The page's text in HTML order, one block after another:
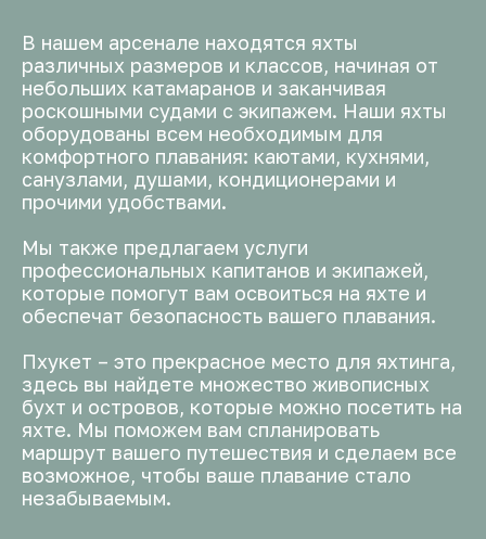
В нашем арсенале находятся яхты
различных размеров и классов, начиная от
небольших катамаранов и заканчивая
роскошными судами с экипажем. Наши яхты
оборудованы всем необходимым для
комфортного плавания: каютами, кухнями,
санузлами, душами, кондиционерами и
прочими удобствами.
Мы также предлагаем услуги
профессиональных капитанов и экипажей,
которые помогут вам освоиться на яхте и
обеспечат безопасность вашего плавания.
Пхукет – это прекрасное место для яхтинга,
здесь вы найдете множество живописных
бухт и островов, которые можно посетить на
яхте. Мы поможем вам спланировать
маршрут вашего путешествия и сделаем все
возможное, чтобы ваше плавание стало
незабываемым.